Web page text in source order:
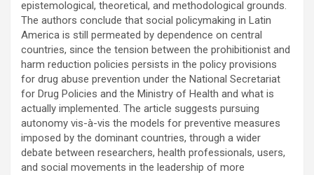
epistemological, theoretical, and methodological grounds.
The authors conclude that social policymaking in Latin
America is still permeated by dependence on central
countries, since the tension between the prohibitionist and
harm reduction policies persists in the policy provisions
for drug abuse prevention under the National Secretariat
for Drug Policies and the Ministry of Health and what is
actually implemented. The article suggests pursuing
autonomy vis-à-vis the models for preventive measures
imposed by the dominant countries, through a wider
debate between researchers, health professionals, users,
and social movements in the leadership of more